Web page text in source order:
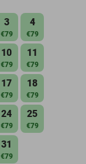
3
€79
4
€79
10
€79
11
€79
17
€79
18
€79
24
€79
25
€79
31
€79